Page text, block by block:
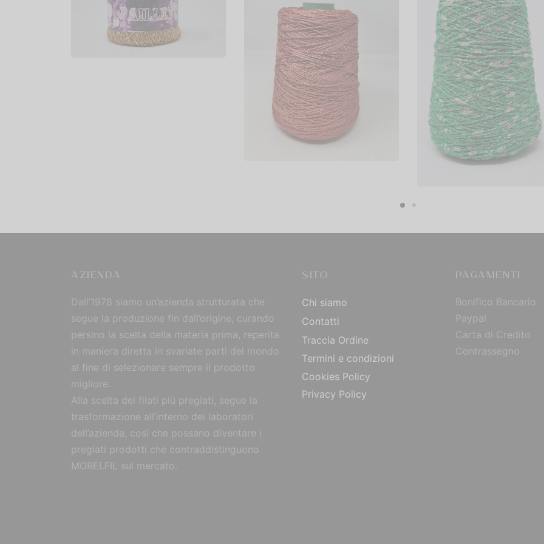
2,00
Scegli
Cordino 2mm – Rocche
da 400/ 500 GR C.A
7,00
Cordino Tripolino
€8,00
AZIENDA
Dall’1978 siamo un’azienda strutturata che
segue la produzione fin dall’origine, curando
persino la scelta della materia prima, reperita
in maniera diretta in svariate parti del mondo
al fine di selezionare sempre il prodotto
migliore.
Alla scelta dei filati più pregiati, segue la
trasformazione all’interno dei laboratori
dell’azienda, così che possano diventare i
pregiati prodotti che contraddistinguono
MORELFIL sul mercato.
SITO
Chi siamo
Contatti
Traccia Ordine
Termini e condizioni
Cookies Policy
Privacy Policy
PAGAMENTI
Bonifico Bancario
Paypal
Carta di Credito
Contrassegno